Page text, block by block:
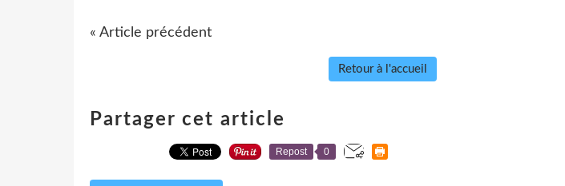
« Article précédent
Retour à l'accueil
Partager cet article
Repost 0